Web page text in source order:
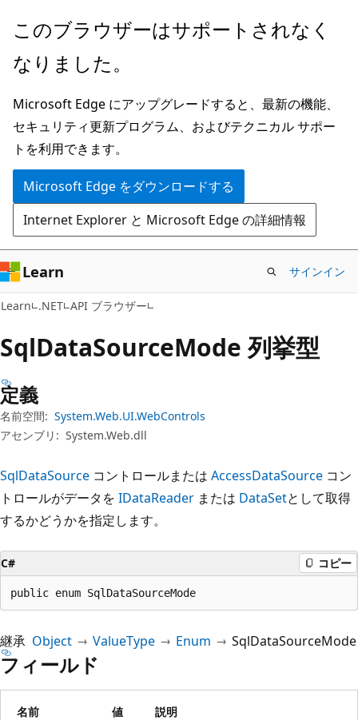
メ
ン
ン
テ
ン
ツ
に
ス
キ
ッ
プ
ペ
ジ
ナ
ビ
ゲ
ー
シ
ョ
ン
に
ス
キ
プ
このブラウザーはサポートされなく
なりました。
Microsoft Edge にアップグレードすると、最新の機能、
セキュリティ更新プログラム、およびテクニカル サポー
トを利用できます。
Microsoft Edge をダウンロードする
Internet Explorer と Microsoft Edge の詳細情報
Learn サインイン
Learn .NET API ブラウザー
SqlDataSourceMode 列挙型
定義
名前空間: System.Web.UI.WebControls
アセンブリ: System.Web.dll
SqlDataSource コントロールまたは AccessDataSource コン
トロールがデータを IDataReader または DataSetとして取得
するかどうかを指定します。
C# コピー
public enum SqlDataSourceMode
継承 Object ValueType Enum SqlDataSourceMode
フィールド
名前 値 説明